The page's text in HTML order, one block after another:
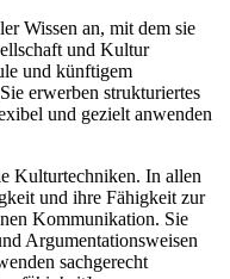
Wissen an, mit dem sie
und Kultur
und künftigem
erwerben strukturiertes
und gezielt anwenden
Kulturtechniken. In allen
und ihre Fähigkeit zur
Kommunikation. Sie
Argumentationsweisen
sachgerecht